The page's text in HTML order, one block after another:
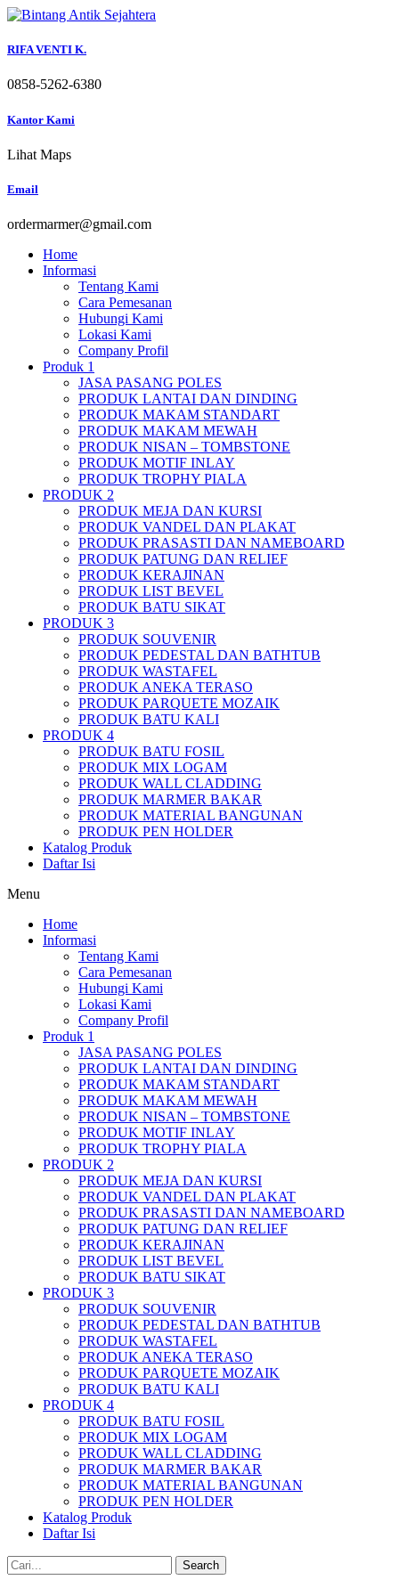
Skip
content
RIFA VENTI K.
0858-5262-6380
Kantor Kami
Lihat Maps
Email
ordermarmer@gmail.com
Home
Informasi
Tentang Kami
Cara Pemesanan
Hubungi Kami
Lokasi Kami
Company Profil
Produk 1
JASA PASANG POLES
PRODUK LANTAI DAN DINDING
PRODUK MAKAM STANDART
PRODUK MAKAM MEWAH
PRODUK NISAN – TOMBSTONE
PRODUK MOTIF INLAY
PRODUK TROPHY PIALA
PRODUK 2
PRODUK MEJA DAN KURSI
PRODUK VANDEL DAN PLAKAT
PRODUK PRASASTI DAN NAMEBOARD
PRODUK PATUNG DAN RELIEF
PRODUK KERAJINAN
PRODUK LIST BEVEL
PRODUK BATU SIKAT
PRODUK 3
PRODUK SOUVENIR
PRODUK PEDESTAL DAN BATHTUB
PRODUK WASTAFEL
PRODUK ANEKA TERASO
PRODUK PARQUETE MOZAIK
PRODUK BATU KALI
PRODUK 4
PRODUK BATU FOSIL
PRODUK MIX LOGAM
PRODUK WALL CLADDING
PRODUK MARMER BAKAR
PRODUK MATERIAL BANGUNAN
PRODUK PEN HOLDER
Katalog Produk
Daftar Isi
Menu
Home
Informasi
Tentang Kami
Cara Pemesanan
Hubungi Kami
Lokasi Kami
Company Profil
Produk 1
JASA PASANG POLES
PRODUK LANTAI DAN DINDING
PRODUK MAKAM STANDART
PRODUK MAKAM MEWAH
PRODUK NISAN – TOMBSTONE
PRODUK MOTIF INLAY
PRODUK TROPHY PIALA
PRODUK 2
PRODUK MEJA DAN KURSI
PRODUK VANDEL DAN PLAKAT
PRODUK PRASASTI DAN NAMEBOARD
PRODUK PATUNG DAN RELIEF
PRODUK KERAJINAN
PRODUK LIST BEVEL
PRODUK BATU SIKAT
PRODUK 3
PRODUK SOUVENIR
PRODUK PEDESTAL DAN BATHTUB
PRODUK WASTAFEL
PRODUK ANEKA TERASO
PRODUK PARQUETE MOZAIK
PRODUK BATU KALI
PRODUK 4
PRODUK BATU FOSIL
PRODUK MIX LOGAM
PRODUK WALL CLADDING
PRODUK MARMER BAKAR
PRODUK MATERIAL BANGUNAN
PRODUK PEN HOLDER
Katalog Produk
Daftar Isi
Search